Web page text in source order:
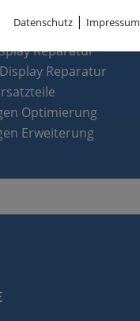
Reparatur
Reparatur
Optimierung
Erweiterung
Datenschutz| Impressum